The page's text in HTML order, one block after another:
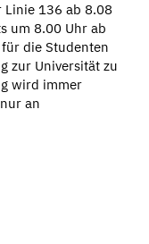
Linie 136 ab 8.08
um 8.00 Uhr ab
die Studenten
zur Universität zu
wird immer
an